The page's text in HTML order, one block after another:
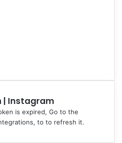
| Instagram
is expired, Go to the
to to refresh it.